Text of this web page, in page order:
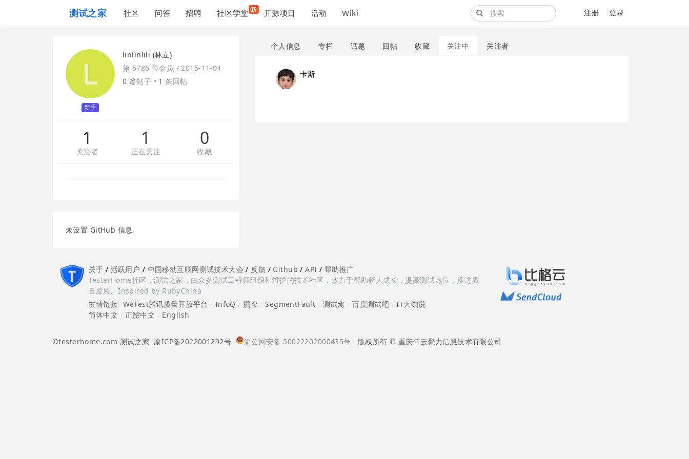
测试之家 社区 问答 招聘 社区学堂 新 开源项目 活动 Wiki 注册 登录
新手
linlinlili (林立)
第 5786 位会员 /2015-11-04
0 篇帖子 • 1 条回帖
1
关注者
1
正在关注
0
收藏
未设置 GitHub 信息.
个人信息 专栏 话题 回帖 收藏 关注中 关注者
卡斯
关于 / 活跃用户 / 中国移动互联网测试技术大会 / 反馈 / Github /API / 帮助推广
TesterHome社区，测试之家，由众多测试工程师组织和维护的技术社区，致力于帮助新人成长，提高测试地位，推进质
量发展。Inspired by RubyChina
友情链接 WeTest腾讯质量开放平台 InfoQ /掘金 /SegmentFault 测试窝 /百度测试吧 /IT大咖说
简体中文
正體中文 English
©testerhome.com 测试之家 渝ICP备2022001292号 渝公网安备 50022202000435号 版权所有 © 重庆年云聚力信息技术有限公司